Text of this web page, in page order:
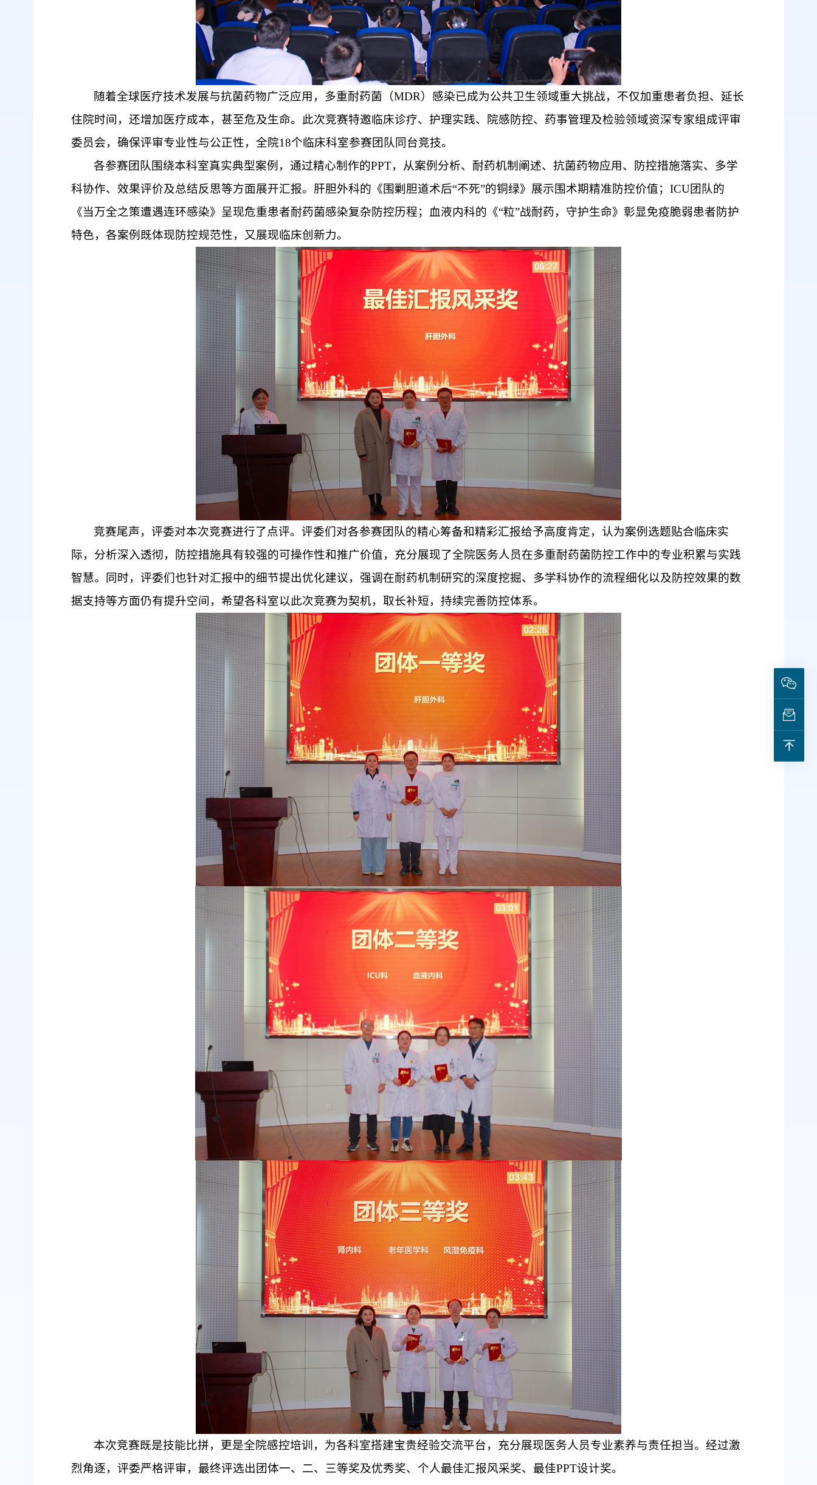
随着全球医疗技术发展与抗菌药物广泛应用，多重耐药菌（MDR）感染已成为公共卫生领域重大挑战，不仅加重患者负担、延长
住院时间，还增加医疗成本，甚至危及生命。此次竞赛特邀临床诊疗、护理实践、院感防控、药事管理及检验领域资深专家组成评审
委员会，确保评审专业性与公正性，全院18个临床科室参赛团队同台竞技。
各参赛团队围绕本科室真实典型案例，通过精心制作的PPT，从案例分析、耐药机制阐述、抗菌药物应用、防控措施落实、多学
科协作、效果评价及总结反思等方面展开汇报。肝胆外科的《围剿胆道术后“不死”的铜绿》展示围术期精准防控价值；ICU团队的
《当万全之策遭遇连环感染》呈现危重患者耐药菌感染复杂防控历程；血液内科的《“粒”战耐药，守护生命》彰显免疫脆弱患者防护
特色，各案例既体现防控规范性，又展现临床创新力。
竞赛尾声，评委对本次竞赛进行了点评。评委们对各参赛团队的精心筹备和精彩汇报给予高度肯定，认为案例选题贴合临床实
际，分析深入透彻，防控措施具有较强的可操作性和推广价值，充分展现了全院医务人员在多重耐药菌防控工作中的专业积累与实践
智慧。同时，评委们也针对汇报中的细节提出优化建议，强调在耐药机制研究的深度挖掘、多学科协作的流程细化以及防控效果的数
据支持等方面仍有提升空间，希望各科室以此次竞赛为契机，取长补短，持续完善防控体系。
本次竞赛既是技能比拼，更是全院感控培训，为各科室搭建宝贵经验交流平台，充分展现医务人员专业素养与责任担当。经过激
烈角逐，评委严格评审，最终评选出团体一、二、三等奖及优秀奖、个人最佳汇报风采奖、最佳PPT设计奖。